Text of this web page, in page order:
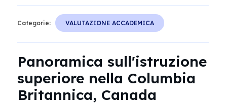
Categorie: VALUTAZIONE ACCADEMICA
Panoramica sull'istruzione
superiore nella Columbia
Britannica, Canada